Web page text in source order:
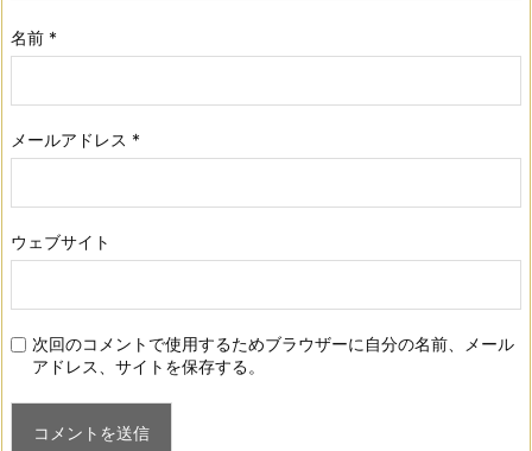
名前 *
メールアドレス *
ウェブサイト
次回のコメントで使用するためブラウザーに自分の名前、メール
アドレス、サイトを保存する。